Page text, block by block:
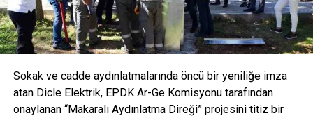
grubuna dahil edilmesi, yarı zamanlı çalışanların SSK-SGK
ödemelerindeki uygulamadan dolayı tam zamanlı
çalışmaya başlamaları gibi faktörlerde aramak gerekir.”
Büyümeyi kolaylaştıran faktörler
AVOYA hem maden suyu hem de mineralli gazlı içecek
kategorisinde devrim yaratmayı hedefliyor.
Sokak ve cadde aydınlatmalarında öncü bir yeniliğe imza
atan Dicle Elektrik, EPDK Ar-Ge Komisyonu tarafından
onaylanan “Makaralı Aydınlatma Direği” projesini titiz bir